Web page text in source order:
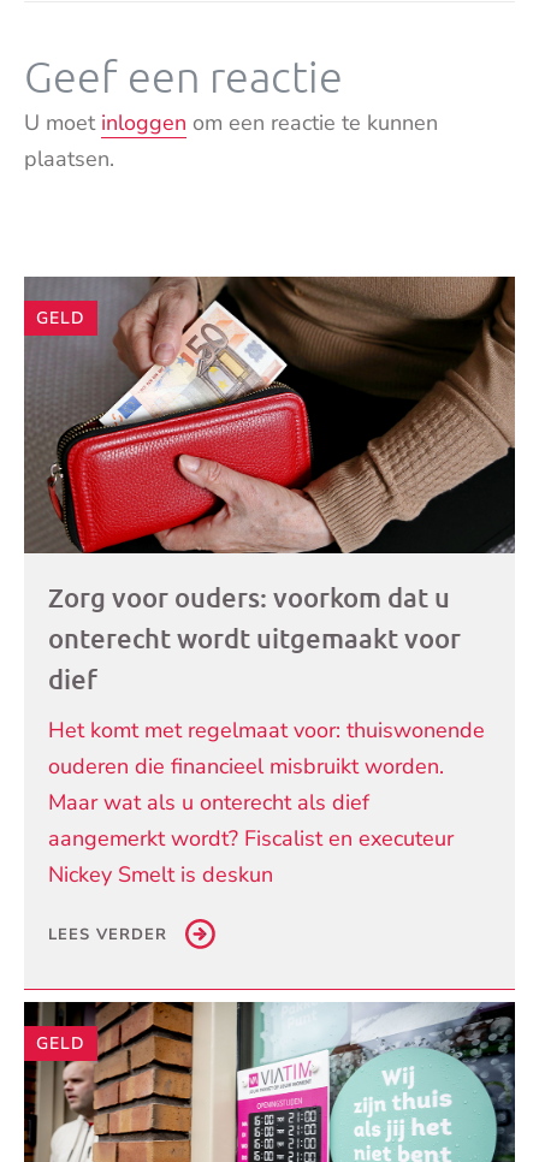
Geef een reactie
U moet inloggen om een reactie te kunnen
plaatsen.
Andere
artikelen
GELD
Zorg voor ouders: voorkom dat u
onterecht wordt uitgemaakt voor
dief
Het komt met regelmaat voor: thuiswonende
ouderen die financieel misbruikt worden.
Maar wat als u onterecht als dief
aangemerkt wordt? Fiscalist en executeur
Nickey Smelt is deskun
LEES VERDER
GELD